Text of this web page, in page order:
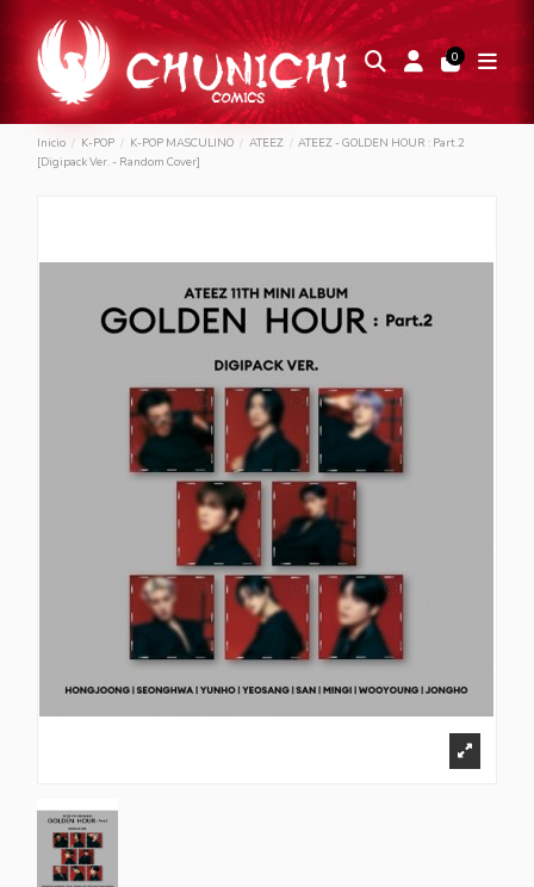
0
Inicio K-POP K-POP MASCULINO ATEEZ
ATEEZ - GOLDEN HOUR : Part.2
[Digipack Ver. - Random Cover]